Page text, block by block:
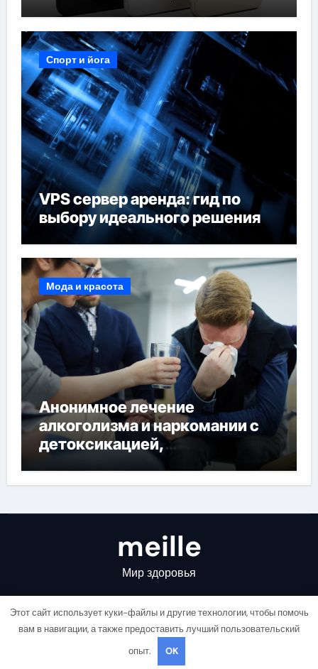
Спорт и йога
VPS сервер аренда: гид по
выбору идеального решения
Мода и красота
Анонимное лечение
алкоголизма и наркомании с
детоксикацией,
круглосуточной помощью под
meille
Мир здоровья
Copyright © All rights reserved |
Этот сайт использует куки-файлы и другие технологии, чтобы помочь
вам в навигации, а также предоставить лучший пользовательский
опыт.
OK